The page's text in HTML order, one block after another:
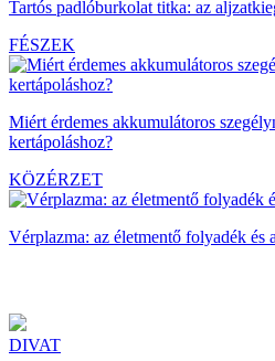
Tartós padlóburkolat titka: az
FÉSZEK
Miért érdemes akkumulátoros
kertápoláshoz?
KÖZÉRZET
Vérplazma: az életmentő folyadék és
DIVAT